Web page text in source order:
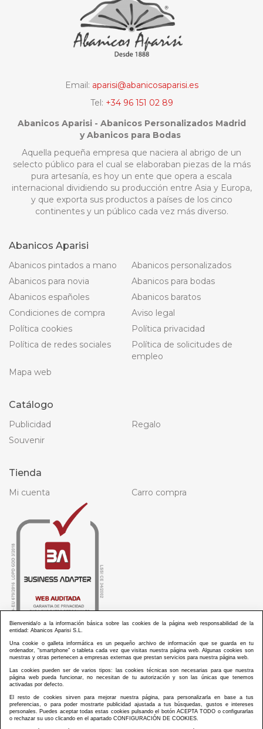
Email: aparisi@abanicosaparisi.es
Tel: +34 96 151 02 89
Abanicos Aparisi - Abanicos Personalizados Madrid
y Abanicos para Bodas
Aquella pequeña empresa que naciera al abrigo de un
selecto público para el cual se elaboraban piezas de la más
pura artesanía, es hoy un ente que opera a escala
internacional dividiendo su producción entre Asia y Europa,
y que exporta sus productos a países de los cinco
continentes y un público cada vez más diverso.
Abanicos Aparisi
Abanicos pintados a mano
Abanicos personalizados
Abanicos para novia
Abanicos para bodas
Abanicos españoles
Abanicos baratos
Condiciones de compra
Aviso legal
Política cookies
Política privacidad
Política de redes sociales
Política de solicitudes de
empleo
Mapa web
Catálogo
Publicidad
Regalo
Souvenir
Tienda
Mi cuenta Carro compra
ABANICOS APARISI S.L. ha recibido por parte de La Generalitat Valenciana, la cantidad de
100.000 € en apoyo al proyecto HISOLV/2021/3933/46 del PLAN EMPRESARIAL “PLAN RESISITIR
ABANICOS APARISI S.L. ha recibido por parte de La Generalitat Valenciana, la cantidad de 7.000
€ en apoyo al proyecto CMARTE/2021/265/46 del PLAN AYUDAS DIRECTAS ARTESANIA “CMARTE”.
Bienvenida/o a la información básica sobre las cookies de la página web responsabilidad de la
entidad: Abanicos Aparisi S.L.
Una cookie o galleta informática es un pequeño archivo de información que se guarda en tu
ordenador, “smartphone” o tableta cada vez que visitas nuestra página web. Algunas cookies son
nuestras y otras pertenecen a empresas externas que prestan servicios para nuestra página web.
Las cookies pueden ser de varios tipos: las cookies técnicas son necesarias para que nuestra
página web pueda funcionar, no necesitan de tu autorización y son las únicas que tenemos
activadas por defecto.
El resto de cookies sirven para mejorar nuestra página, para personalizarla en base a tus
preferencias, o para poder mostrarte publicidad ajustada a tus búsquedas, gustos e intereses
personales. Puedes aceptar todas estas cookies pulsando el botón ACEPTA TODO o configurarlas
o rechazar su uso clicando en el apartado CONFIGURACIÓN DE COOKIES.